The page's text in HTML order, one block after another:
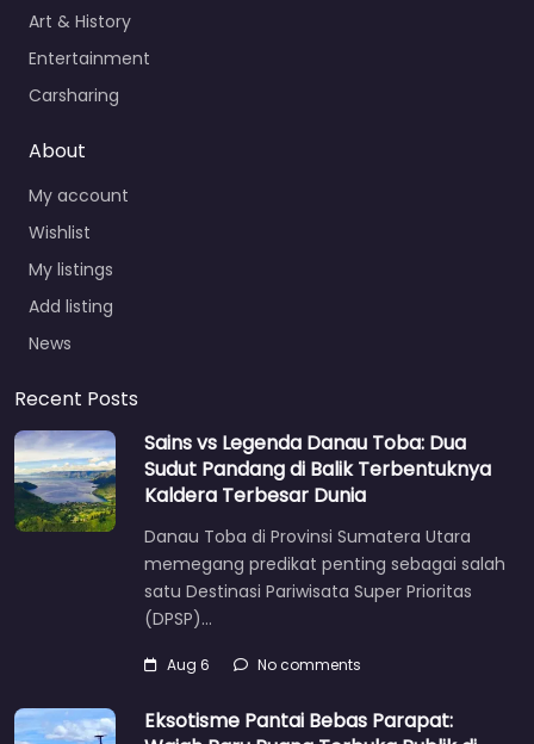
Art & History
Entertainment
Carsharing
About
My account
Wishlist
My listings
Add listing
News
Recent Posts
Sains vs Legenda Danau Toba: Dua
Sudut Pandang di Balik Terbentuknya
Kaldera Terbesar Dunia
Danau Toba di Provinsi Sumatera Utara
memegang predikat penting sebagai salah
satu Destinasi Pariwisata Super Prioritas
(DPSP)…
Aug 6 No comments
Eksotisme Pantai Bebas Parapat: